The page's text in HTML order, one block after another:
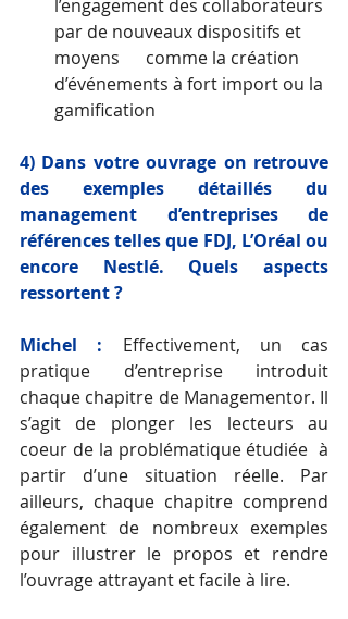
l’engagement des collaborateurs
par de nouveaux dispositifs et
moyens      comme la création
d’événements à fort import ou la
gamification
4) Dans votre ouvrage on retrouve
des exemples détaillés du
management d’entreprises de
références telles que FDJ, L’Oréal ou
encore Nestlé. Quels aspects
ressortent ?
Michel :
Effectivement, un cas
pratique d’entreprise introduit
chaque chapitre de Managementor. Il
s’agit de plonger les lecteurs au
coeur de la problématique étudiée  à
partir d’une situation réelle. Par
ailleurs, chaque chapitre comprend
également de nombreux exemples
pour illustrer le propos et rendre
l’ouvrage attrayant et facile à lire.